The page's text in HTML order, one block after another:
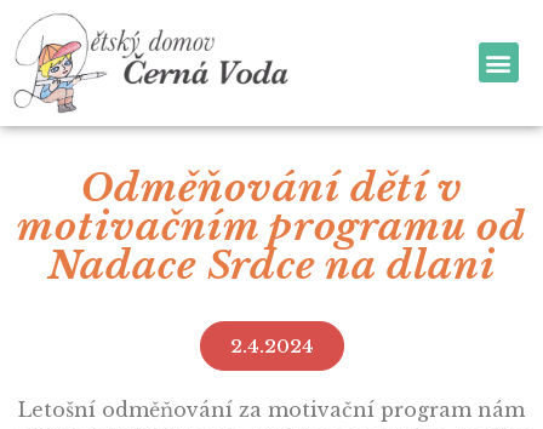
Odměňování dětí v
motivačním programu od
Nadace Srdce na dlani
2.4.2024
Letošní odměňování za motivační program nám